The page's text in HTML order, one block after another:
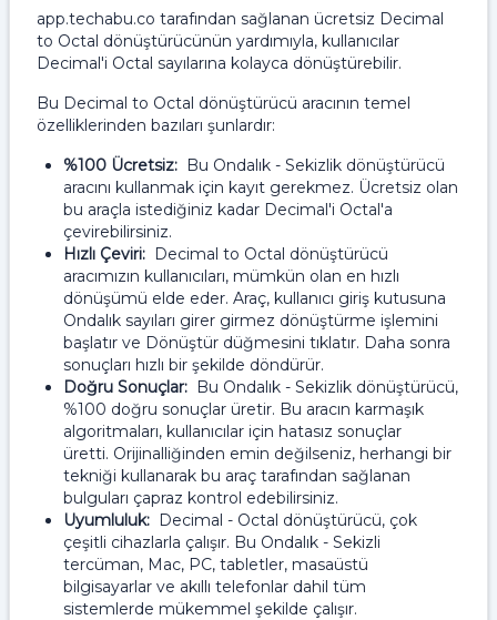
app.techabu.co tarafından sağlanan ücretsiz Decimal
to Octal dönüştürücünün yardımıyla, kullanıcılar
Decimal'i Octal sayılarına kolayca dönüştürebilir.
Bu Decimal to Octal dönüştürücü aracının temel
özelliklerinden bazıları şunlardır:
%100 Ücretsiz: Bu Ondalık - Sekizlik dönüştürücü
aracını kullanmak için kayıt gerekmez. Ücretsiz olan
bu araçla istediğiniz kadar Decimal'i Octal'a
çevirebilirsiniz.
Hızlı Çeviri: Decimal to Octal dönüştürücü
aracımızın kullanıcıları, mümkün olan en hızlı
dönüşümü elde eder. Araç, kullanıcı giriş kutusuna
Ondalık sayıları girer girmez dönüştürme işlemini
başlatır ve Dönüştür düğmesini tıklatır. Daha sonra
sonuçları hızlı bir şekilde döndürür.
Doğru Sonuçlar: Bu Ondalık - Sekizlik dönüştürücü,
%100 doğru sonuçlar üretir. Bu aracın karmaşık
algoritmaları, kullanıcılar için hatasız sonuçlar
üretti. Orijinalliğinden emin değilseniz, herhangi bir
tekniği kullanarak bu araç tarafından sağlanan
bulguları çapraz kontrol edebilirsiniz.
Uyumluluk: Decimal - Octal dönüştürücü, çok
çeşitli cihazlarla çalışır. Bu Ondalık - Sekizli
tercüman, Mac, PC, tabletler, masaüstü
bilgisayarlar ve akıllı telefonlar dahil tüm
sistemlerde mükemmel şekilde çalışır.